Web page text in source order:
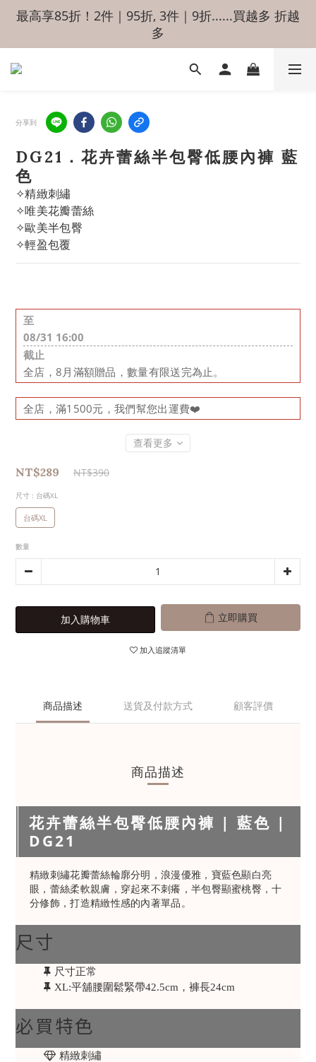
最高享85折！2件｜95折, 3件｜9折......買越多 折越
多
分享到
DG21．花卉蕾絲半包臀低腰內褲 藍
色
✧精緻刺繡
✧唯美花瓣蕾絲
✧歐美半包臀
✧輕盈包覆
至
08/31 16:00
截止
全店，8月滿額贈品，數量有限送完為止。
全店，滿1500元，我們幫您出運費❤️
查看更多
NT$289 NT$390
尺寸 : 台碼XL
台碼XL
數量
加入購物車 立即購買
加入追蹤清單
商品描述 送貨及付款方式 顧客評價
商品描述
花卉蕾絲半包臀低腰內褲 | 藍色 |
DG21
精緻刺繡花瓣蕾絲輪廓分明，浪漫優雅，寶藍色顯白亮
眼，蕾絲柔軟親膚，穿起來不刺癢，半包臀顯蜜桃臀，十
分修飾，打造精緻性感的內著單品。
尺寸
尺寸正常
XL:平舖腰圍鬆緊帶42.5cm，褲長24cm
必買特色
精緻刺繡